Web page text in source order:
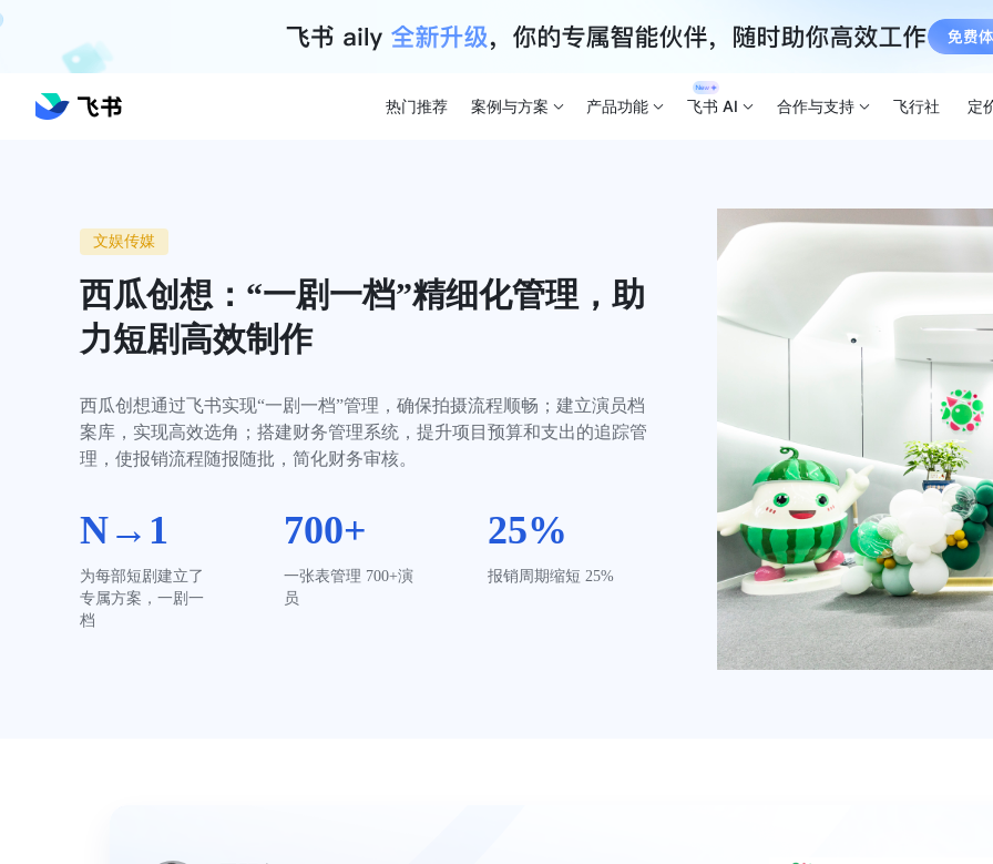
热门推荐 案例与方案 产品功能 飞书 AI 合作与支持 飞行社 定
文娱传媒
西瓜创想：“一剧一档”精细化管理，助
力短剧高效制作
西瓜创想通过飞书实现“一剧一档”管理，确保拍摄流程顺畅；建立演员档
案库，实现高效选角；搭建财务管理系统，提升项目预算和支出的追踪管
理，使报销流程随报随批，简化财务审核。
N→1
为每部短剧建立了
专属方案，一剧一
档
700+
一张表管理 700+演
员
25%
报销周期缩短 25%